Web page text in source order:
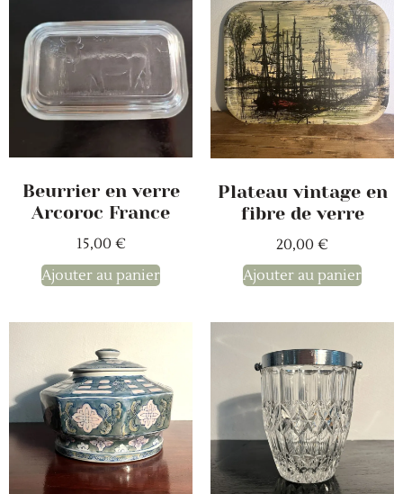
Beurrier en verre
Arcoroc France
15,00 €
Ajouter au panier
Plateau vintage en
fibre de verre
20,00 €
Ajouter au panier